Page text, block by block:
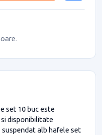
set 10 buc este
disponibilitate
alb hafele set